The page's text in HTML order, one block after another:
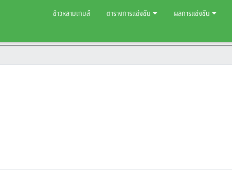
ข้าวหลามเกมส์ ตารางการแข่งขัน ผลการแข่งขัน